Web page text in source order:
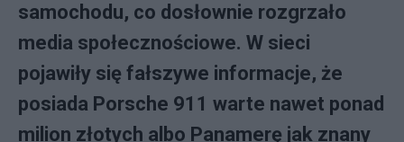
samochodu, co dosłownie rozgrzało
media społecznościowe. W sieci
pojawiły się fałszywe informacje, że
posiada Porsche 911 warte nawet ponad
milion złotych albo Panamerę jak znany